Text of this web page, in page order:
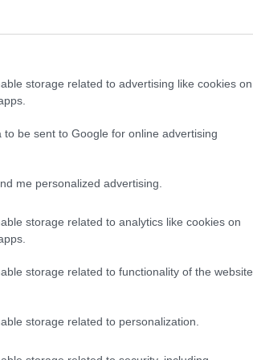
storage related to advertising like cookies on
be sent to Google for online advertising
me personalized advertising.
storage related to analytics like cookies on
storage related to functionality of the website
storage related to personalization.
dans les 401(k) semble
que** les modes du moment,
risquées.